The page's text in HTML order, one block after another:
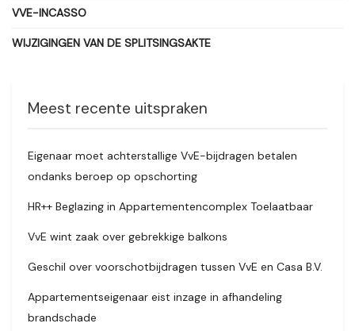
VVE-INCASSO
WIJZIGINGEN VAN DE SPLITSINGSAKTE
Meest recente uitspraken
Eigenaar moet achterstallige VvE-bijdragen betalen
ondanks beroep op opschorting
HR++ Beglazing in Appartementencomplex Toelaatbaar
VvE wint zaak over gebrekkige balkons
Geschil over voorschotbijdragen tussen VvE en Casa B.V.
Appartementseigenaar eist inzage in afhandeling
brandschade